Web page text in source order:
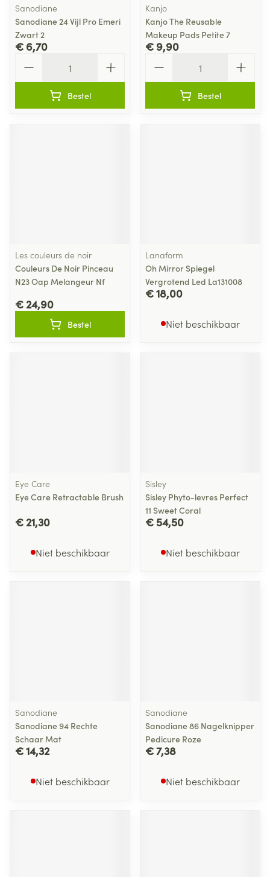
Sanodiane
Sanodiane 24 Vijl Pro Emeri
Zwart 2
€ 6,70
Bestel
Kanjo
Kanjo The Reusable
Makeup Pads Petite 7
€ 9,90
Bestel
Les couleurs de noir
Couleurs De Noir Pinceau
N23 Oap Melangeur Nf
€ 24,90
Bestel
Lanaform
Oh Mirror Spiegel
Vergrotend Led La131008
€ 18,00
Niet beschikbaar
Eye Care
Eye Care Retractable Brush
€ 21,30
Niet beschikbaar
Sisley
Sisley Phyto-levres Perfect
11 Sweet Coral
€ 54,50
Niet beschikbaar
Sanodiane
Sanodiane 94 Rechte
Schaar Mat
€ 14,32
Niet beschikbaar
Sanodiane
Sanodiane 86 Nagelknipper
Pedicure Roze
€ 7,38
Niet beschikbaar